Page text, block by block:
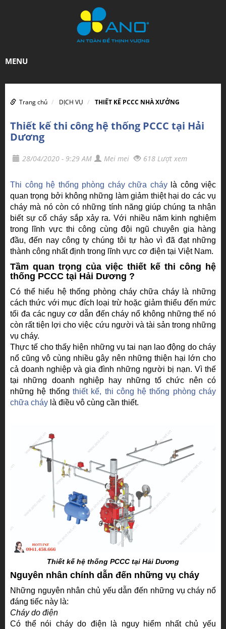
MENU
Trang chủ DỊCH VỤ THIẾT KẾ PCCC NHÀ XƯỞNG
Thiết kế thi công hệ thống PCCC tại Hải
Dương
28/04/2020 - 9:29 AM Mei mei 618 Lượt xem
Thi công hệ thống phòng cháy chữa cháylà công việc
quan trọng bởi không những làm giảm thiệt hại do các vụ
cháy mà nó còn có những tính năng giúp chúng ta nhận
biết sự cố cháy sắp xảy ra. Với nhiều năm kinh nghiệm
trong lĩnh vực thi công cùng đội ngũ chuyên gia hàng
đầu, đến nay công ty chúng tôi tự hào vì đã đạt những
thành công nhất định trong lĩnh vực cơ điện tại Việt Nam.
Tầm quan trọng của việc thiết kế thi công hệ
thống PCCC tại Hải Dương ?
Có thể hiểu hệ thống phòng cháy chữa cháy là những
cách thức với mục đích loại trừ hoặc giảm thiểu đến mức
tối đa các nguy cơ dẫn đến cháy nổ không những thế nó
còn rất tiện lợi cho việc cứu người và tài sản trong những
vụ cháy.
Thực tế cho thấy hiện những vụ tai nạn lao động do cháy
nổ cũng vô cùng nhiều gây nên những thiện hại lớn cho
cả doanh nghiệp và gia đình những người bị nạn. Vì thế
tại những doanh nghiệp hay những tổ chức nên có
những hệ thống thiết kế, thi công hệ thống phòng cháy
chữa cháy là điều vô cùng cần thiết.
Thiết kế hệ thống PCCC tại Hải Dương
Nguyên nhân chính dẫn đến những vụ cháy
Những nguyên nhân chủ yếu dẫn đến những vụ cháy nổ
đáng tiếc này là:
Cháy do điện
Có thể nói cháy do điện là nguy hiểm nhất chủ yếu